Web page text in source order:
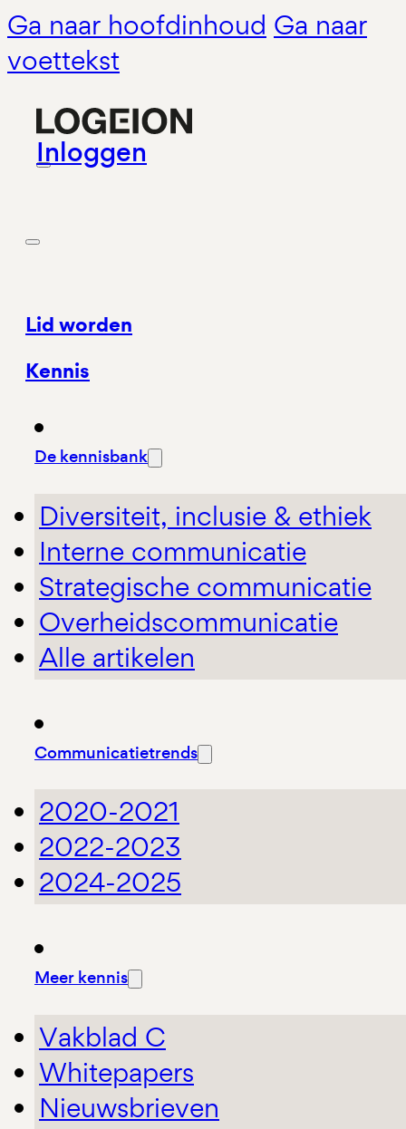
Ga naar hoofdinhoud Ga naar
voettekst
Inloggen
Lid worden
Kennis
De kennisbank
Diversiteit, inclusie & ethiek
Interne communicatie
Strategische communicatie
Overheidscommunicatie
Alle artikelen
Communicatietrends
2020-2021
2022-2023
2024-2025
Meer kennis
Vakblad C
Whitepapers
Nieuwsbrieven